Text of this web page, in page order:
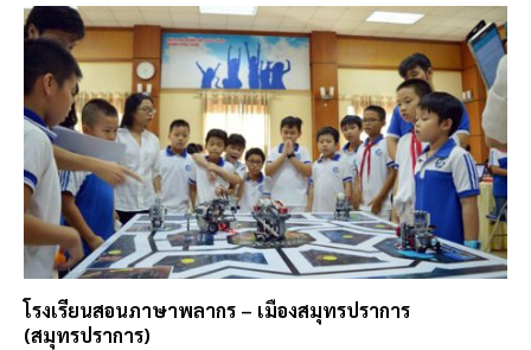
โรงเรียนสอนภาษาพลากร – เมืองสมุทรปราการ
(สมุทรปราการ)